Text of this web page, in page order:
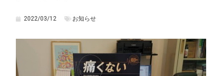
2022/03/12 お知らせ